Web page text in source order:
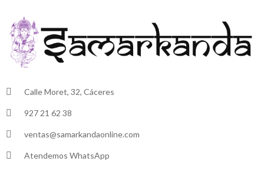
Calle Moret, 32, Cáceres
927 21 62 38
ventas@samarkandaonline.com
Atendemos WhatsApp